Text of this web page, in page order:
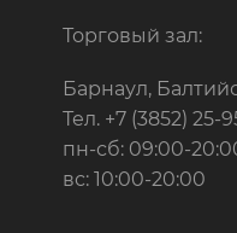
Торговый зал:
Барнаул,
Тел. +7 (3852) 25-
пн-сб: 09:00-
вс: 10:00-20:00